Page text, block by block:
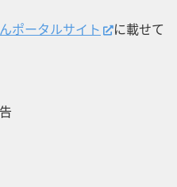
ポータルサイト
に載せて